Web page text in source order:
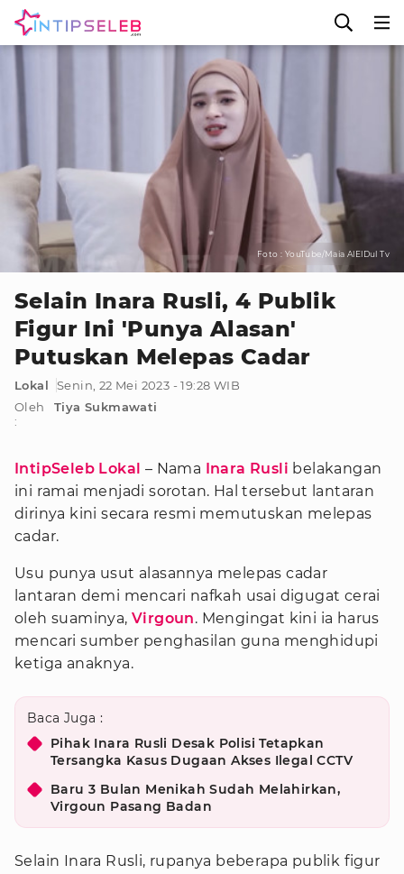
Foto : YouTube/Maia AlElDul Tv
Selain Inara Rusli, 4 Publik
Figur Ini 'Punya Alasan'
Putuskan Melepas Cadar
Lokal
Senin, 22 Mei 2023 - 19:28 WIB
Oleh
:
Tiya Sukmawati
IntipSeleb Lokal – Nama Inara Rusli belakangan
ini ramai menjadi sorotan. Hal tersebut lantaran
dirinya kini secara resmi memutuskan melepas
cadar.
Usu punya usut alasannya melepas cadar
lantaran demi mencari nafkah usai digugat cerai
oleh suaminya,Virgoun. Mengingat kini ia harus
mencari sumber penghasilan guna menghidupi
ketiga anaknya.
Baca Juga :
Pihak Inara Rusli Desak Polisi Tetapkan
Tersangka Kasus Dugaan Akses Ilegal CCTV
Baru 3 Bulan Menikah Sudah Melahirkan,
Virgoun Pasang Badan
Selain Inara Rusli, rupanya beberapa publik figur